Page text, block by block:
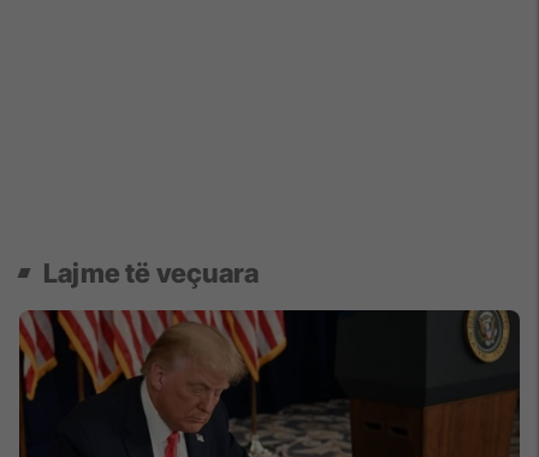
Lajme të veçuara